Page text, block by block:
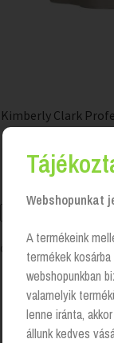
Kimberly Clark
Összesen 1 találat
Kezdőlap
Webshopunkat
A termékeink
termékek
webshopunkban
valamelyik
lenne iránta,
állunk kedves